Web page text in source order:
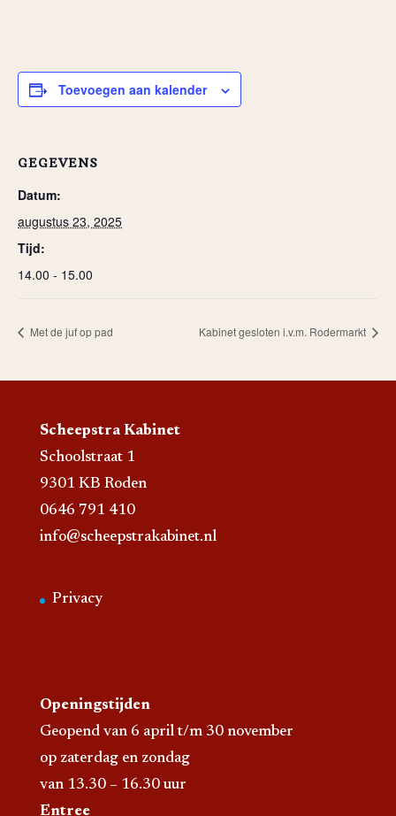
Toevoegen aan kalender
GEGEVENS
Datum:
augustus 23, 2025
Tijd:
14.00 - 15.00
Met de juf op pad Kabinet gesloten i.v.m. Rodermarkt
Scheepstra Kabinet
Schoolstraat 1
9301 KB Roden
0646 791 410
info@scheepstrakabinet.nl
Privacy
Openingstijden
Geopend van 6 april t/m 30 november
op zaterdag en zondag
van 13.30 – 16.30 uur
Entree